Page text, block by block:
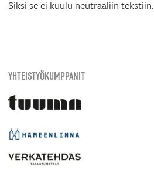
Siksi se ei kuulu neutraaliin tekstiin.
YHTEISTYÖKUMPPANIT